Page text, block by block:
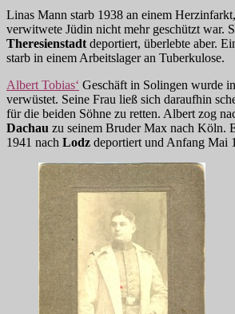
Linas Mann starb 1938 an einem
verwitwete Jüdin nicht mehr geschützt war.
Theresienstadt deportiert, überlebte aber.
starb in einem Arbeitslager an Tuberkulose.
Albert Tobias‘ Geschäft in Solingen wurde
verwüstet. Seine Frau ließ sich daraufhin
für die beiden Söhne zu retten. Albert zog
Dachau zu seinem Bruder Max nach Köln.
1941 nach Lodz deportiert und Anfang Mai